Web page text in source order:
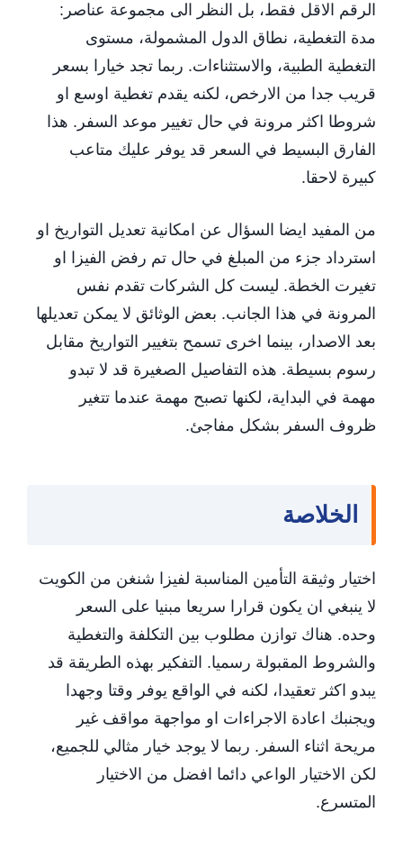
الرقم الاقل فقط، بل النظر الى مجموعة عناصر:
مدة التغطية، نطاق الدول المشمولة، مستوى
التغطية الطبية، والاستثناءات. ربما تجد خيارا بسعر
قريب جدا من الارخص، لكنه يقدم تغطية اوسع او
شروطا اكثر مرونة في حال تغيير موعد السفر. هذا
الفارق البسيط في السعر قد يوفر عليك متاعب
كبيرة لاحقا.
من المفيد ايضا السؤال عن امكانية تعديل التواريخ او
استرداد جزء من المبلغ في حال تم رفض الفيزا او
تغيرت الخطة. ليست كل الشركات تقدم نفس
المرونة في هذا الجانب. بعض الوثائق لا يمكن تعديلها
بعد الاصدار، بينما اخرى تسمح بتغيير التواريخ مقابل
رسوم بسيطة. هذه التفاصيل الصغيرة قد لا تبدو
مهمة في البداية، لكنها تصبح مهمة عندما تتغير
ظروف السفر بشكل مفاجئ.
الخلاصة
اختيار وثيقة التأمين المناسبة لفيزا شنغن من الكويت
لا ينبغي ان يكون قرارا سريعا مبنيا على السعر
وحده. هناك توازن مطلوب بين التكلفة والتغطية
والشروط المقبولة رسميا. التفكير بهذه الطريقة قد
يبدو اكثر تعقيدا، لكنه في الواقع يوفر وقتا وجهدا
ويجنبك اعادة الاجراءات او مواجهة مواقف غير
مريحة اثناء السفر. ربما لا يوجد خيار مثالي للجميع،
لكن الاختيار الواعي دائما افضل من الاختيار
المتسرع.